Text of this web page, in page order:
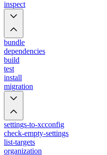
inspect
bundle
dependencies
build
test
install
migration
settings-to-xcconfig
check-empty-settings
list-targets
organization